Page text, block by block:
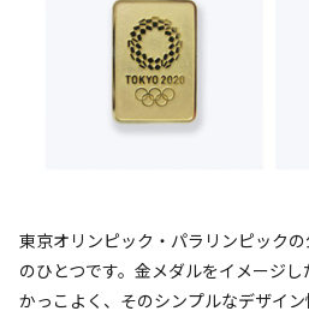
東京オリンピック・パラリンピック
のひとつです。金メダルをイメージ
かっこよく、そのシンプルなデザイン